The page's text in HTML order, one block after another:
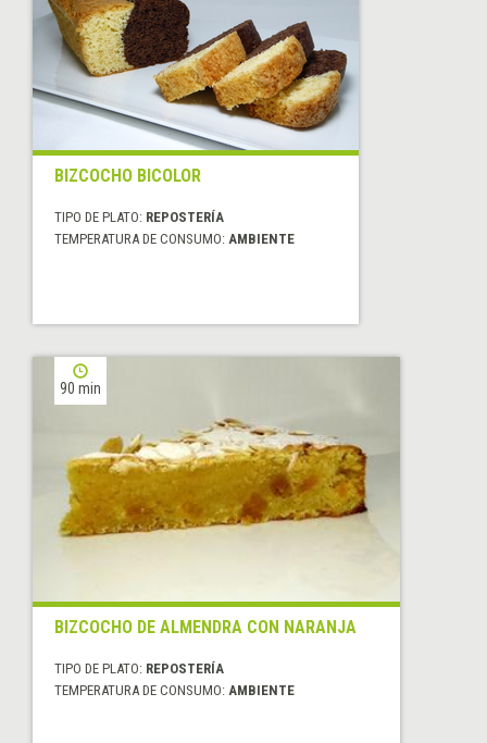
BIZCOCHO BICOLOR
TIPO DE PLATO: REPOSTERÍA
TEMPERATURA DE CONSUMO: AMBIENTE
90 min
BIZCOCHO DE ALMENDRA CON NARANJA
TIPO DE PLATO: REPOSTERÍA
TEMPERATURA DE CONSUMO: AMBIENTE